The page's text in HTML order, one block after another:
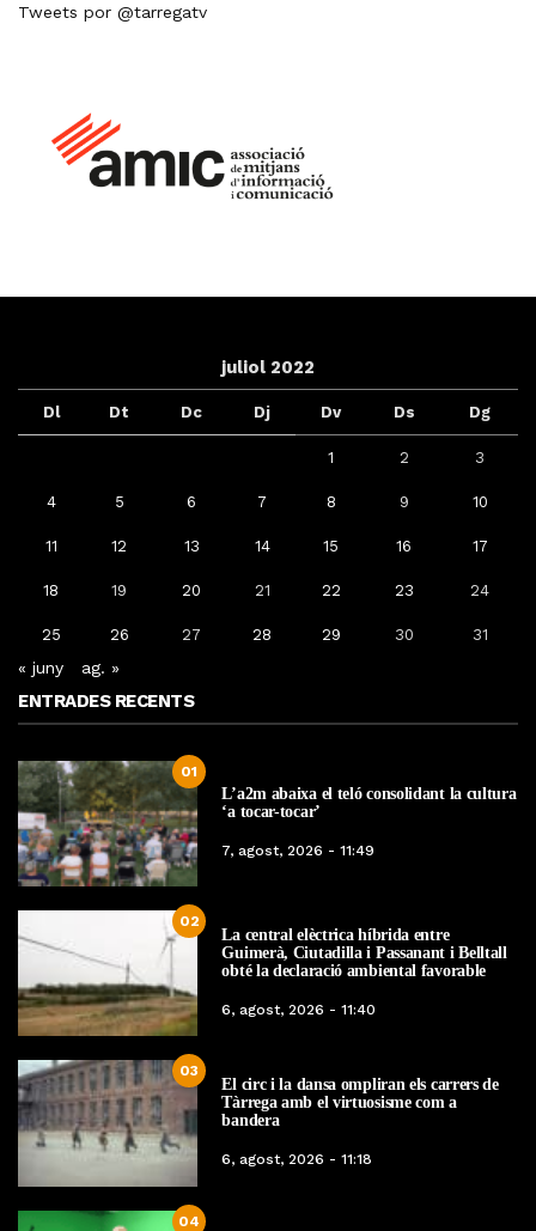
Tweets por @tarregatv
juliol 2022
Dl Dt Dc Dj Dv Ds Dg
1 2 3
4 5 6 7 8 9 10
11 12 13 14 15 16 17
18 19 20 21 22 23 24
25 26 27 28 29 30 31
« juny ag. »
ENTRADES RECENTS
01
L’a2m abaixa el teló consolidant la cultura
‘a tocar-tocar’
7, agost, 2026 - 11:49
02
La central elèctrica híbrida entre
Guimerà, Ciutadilla i Passanant i Belltall
obté la declaració ambiental favorable
6, agost, 2026 - 11:40
03
El circ i la dansa ompliran els carrers de
Tàrrega amb el virtuosisme com a
bandera
6, agost, 2026 - 11:18
04